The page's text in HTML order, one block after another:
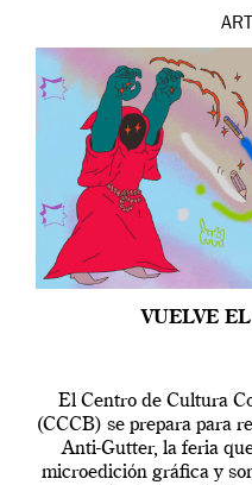
ART
VUELVE
El Centro de Cultura
(CCCB) se prepara para
Anti-Gutter, la feria
microedición gráfica y